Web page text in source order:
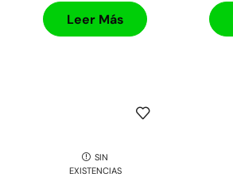
Leer Más
SIN
EXISTENCIAS